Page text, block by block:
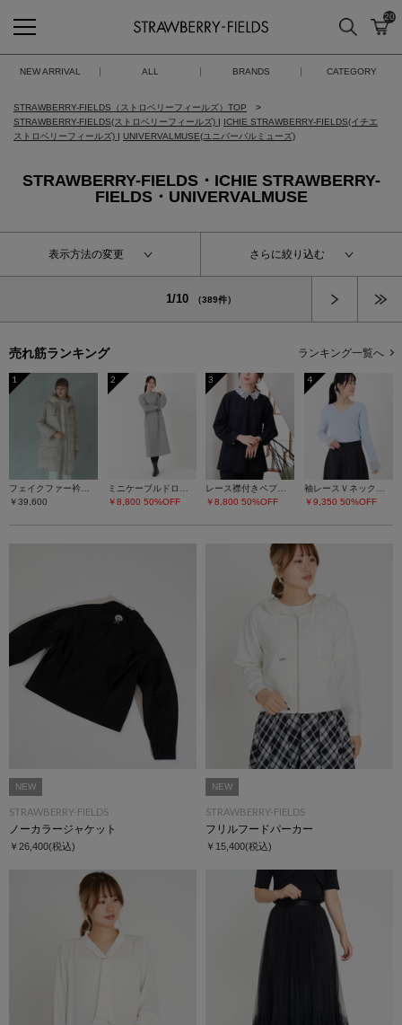
STRAWBERRY-FIELDS
検索 カ
20
NEW ARRIVAL ALL BRANDS CATEGORY
STRAWBERRY-FIELDS（ストロベリーフィールズ）TOP
STRAWBERRY-FIELDS(ストロベリーフィールズ) | ICHIE STRAWBERRY-FIELDS(イチエ
ストロベリーフィールズ) | UNIVERVALMUSE(ユニバーバルミューズ)
STRAWBERRY-FIELDS・ICHIE STRAWBERRY-
FIELDS・UNIVERVALMUSE
表示方法の変更 さらに絞り込む
1/10 （389件）
売れ筋ランキング ランキング一覧へ
1
フェイクファー衿ダウンコート
￥39,600
2
ミニケーブルドロストワンピース
￥8,800 50%OFF
3
レース襟付きペプラムプルオーバー
￥8,800 50%OFF
4
袖レースＶネックニット
￥9,350 50%OFF
NEW
STRAWBERRY-FIELDS
ノーカラージャケット
￥26,400(税込)
NEW
STRAWBERRY-FIELDS
フリルフードパーカー
￥15,400(税込)